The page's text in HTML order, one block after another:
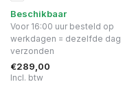
Beschikbaar
Voor 16:00 uur besteld op
werkdagen = dezelfde dag
verzonden
€289,00
Incl. btw